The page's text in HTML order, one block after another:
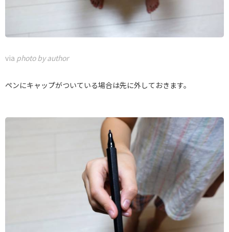
via photo by author
ペンにキャップがついている場合は先に外しておきます。